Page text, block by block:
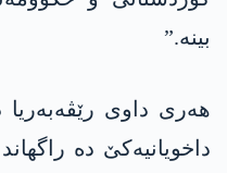
بینە.”
ھەری داوی
داخویانیەکێ دە